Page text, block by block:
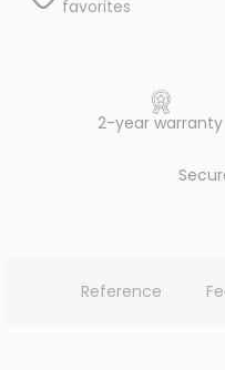
favorites
2-year warranty
Reference